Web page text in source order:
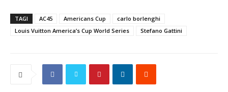
TAGI AC45 Americans Cup
carlo borlenghi
Louis Vuitton America’s Cup World Series
Stefano Gattini